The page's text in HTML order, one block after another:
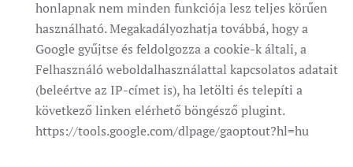
honlapnak nem minden funkciója lesz teljes körűen
használható. Megakadályozhatja továbbá, hogy a
Google gyűjtse és feldolgozza a cookie-k általi, a
Felhasználó weboldalhasználattal kapcsolatos adatait
(beleértve az IP-címet is), ha letölti és telepíti a
következő linken elérhető böngésző plugint.
https://tools.google.com/dlpage/gaoptout?hl=hu